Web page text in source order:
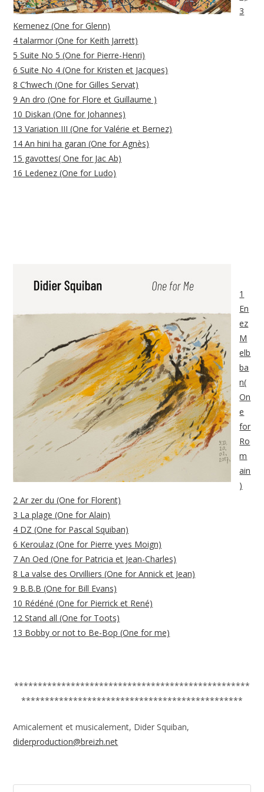
3
Kemenez (One for Glenn)
4 talarmor (One for Keith Jarrett)
5 Suite No 5 (One for Pierre-Henri)
6 Suite No 4 (One for Kristen et Jacques)
8 C’hwec’h (One for Gilles Servat)
9 An dro (One for Flore et Guillaume )
10 Diskan (One for Johannes)
13 Variation III (One for Valérie et Bernez)
14 An hini ha garan (One for Agnès)
15 gavottes( One for Jac Ab)
16 Ledenez (One for Ludo)
1
En
ez
M
elb
ba
n(
On
e
for
Ro
m
ain
)
2 Ar zer du (One for Florent)
3 La plage (One for Alain)
4 DZ (One for Pascal Squiban)
6 Keroulaz (One for Pierre yves Moign)
7 An Oed (One for Patricia et Jean-Charles)
8 La valse des Orvilliers (One for Annick et Jean)
9 B.B.B (One for Bill Evans)
10 Rédéné (One for Pierrick et René)
12 Stand all (One for Toots)
13 Bobby or not to Be-Bop (One for me)
**************************************************
***********************************************
Amicalement et musicalement, Dider Squiban,
diderproduction@breizh.net